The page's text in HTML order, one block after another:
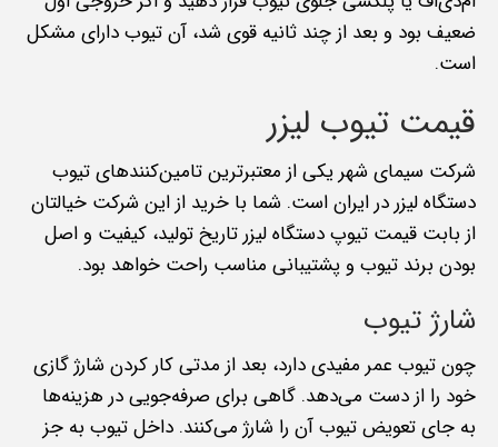
ضعیف بود و بعد از چند ثانیه قوی شد، آن تیوب دارای مشکل
است.
قیمت تیوب لیزر
شرکت سیمای شهر یکی از معتبرترین تامین‌کنندهای تیوب
دستگاه لیزر در ایران است. شما با خرید از این شرکت خیالتان
از بابت قیمت تیوپ دستگاه لیزر تاریخ تولید، کیفیت و اصل
بودن برند تیوب و پشتیبانی مناسب راحت خواهد بود.
شارژ تیوب
چون تیوب عمر مفیدی دارد، بعد از مدتی کار کردن شارژ گازی
خود را از دست می‌دهد. گاهی برای صرفه‌جویی در هزینه‌ها
به جای تعویض تیوب آن را شارژ می‌کنند. داخل تیوب به جز